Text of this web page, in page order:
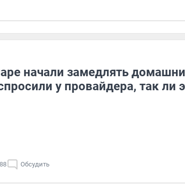
начали замедлять
у провайдера, так ли
Обсудить